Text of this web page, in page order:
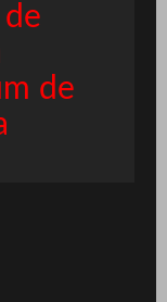
de